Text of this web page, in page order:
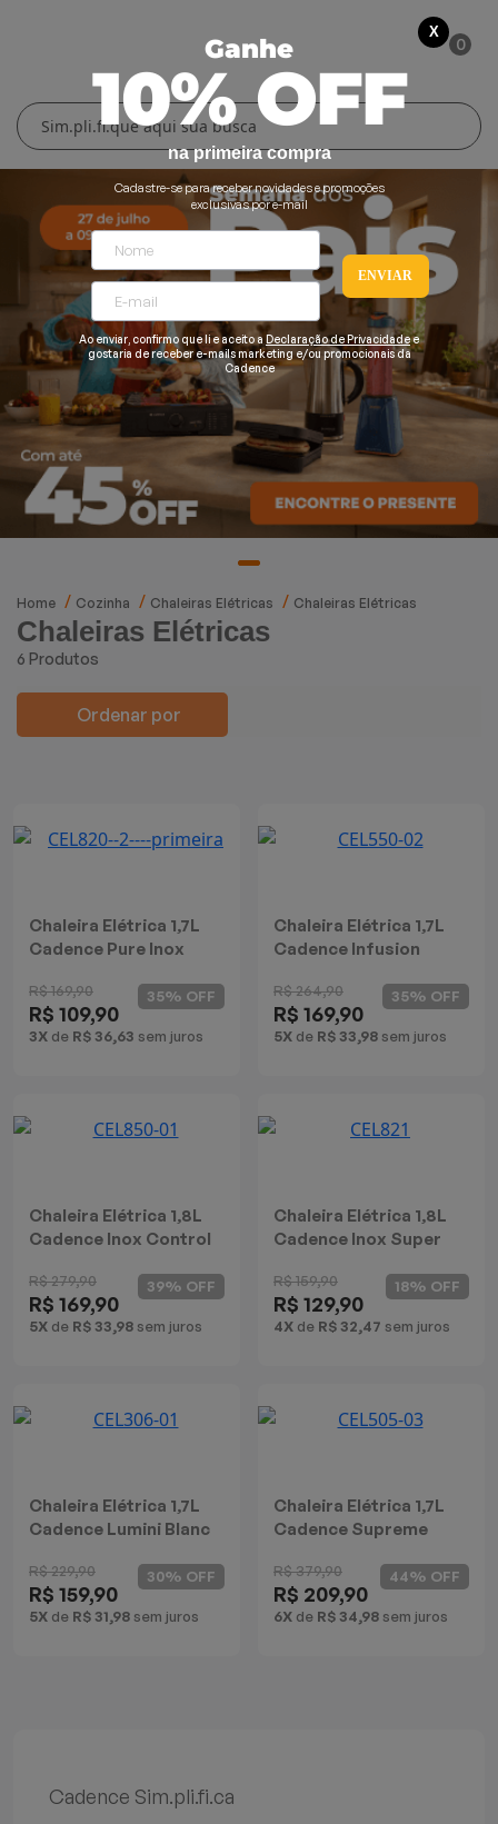
0
Home Cozinha Chaleiras Elétricas Chaleiras Elétricas
Chaleiras Elétricas
6 Produtos
Ordenar por
Chaleira Elétrica 1,7L
Cadence Pure Inox
R$ 169,90
R$ 109,90
3X de R$ 36,63 sem juros
35% OFF
Chaleira Elétrica 1,7L
Cadence Infusion
R$ 264,90
R$ 169,90
5X de R$ 33,98 sem juros
35% OFF
Chaleira Elétrica 1,8L
Cadence Inox Control
R$ 279,90
R$ 169,90
5X de R$ 33,98 sem juros
39% OFF
Chaleira Elétrica 1,8L
Cadence Inox Super
R$ 159,90
R$ 129,90
4X de R$ 32,47 sem juros
18% OFF
Chaleira Elétrica 1,7L
Cadence Lumini Blanc
R$ 229,90
R$ 159,90
5X de R$ 31,98 sem juros
30% OFF
Chaleira Elétrica 1,7L
Cadence Supreme
R$ 379,90
R$ 209,90
6X de R$ 34,98 sem juros
44% OFF
Cadence Sim.pli.fi.ca
X
Ganhe
10% OFF
na primeira compra
Cadastre-se para receber novidades e promoções
exclusivas por e-mail
ENVIAR
Ao enviar, confirmo que li e aceito a Declaração de Privacidadee
gostaria de receber e-mails marketing e/ou promocionais da
Cadence
Cozinha
Blenders
Liquidificadores
Grills e Sanduicheiras
Chaleiras Elétricas
Cafeteiras
Fritadeiras
Mixers
Coifas
Panelas Elétricas
Máquina de Waffle
Batedeiras
Lar
Ferros e Passadeiras
Conforto Térmico
Aquecedores
Climatizadores
Ventiladores
Cuidados Pessoais
Escovas Secadoras
Secadores
Cortadores de Cabelo
Pranchas